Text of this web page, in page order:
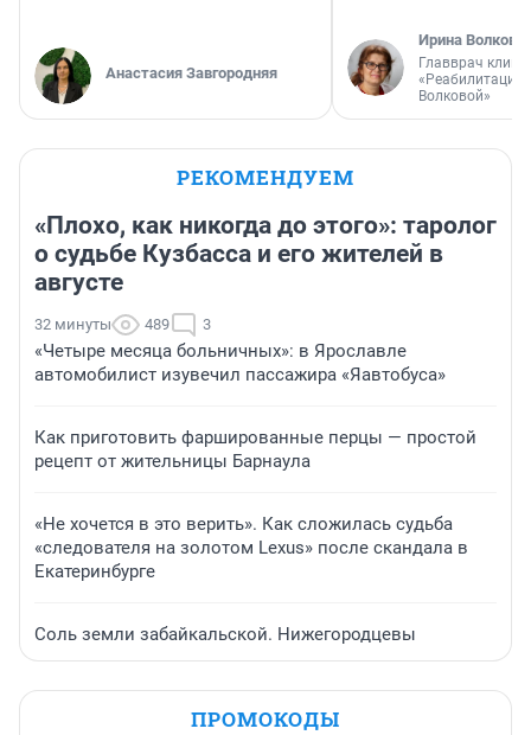
Анастасия Завгородняя
Ирина Волкова
Главврач
«Реабилитация
Волковой»
РЕКОМЕНДУЕМ
«Плохо, как никогда до этого»: таролог
о судьбе Кузбасса и его жителей в
августе
32 минуты 489 3
«Четыре месяца больничных»: в Ярославле
автомобилист изувечил пассажира «Яавтобуса»
Как приготовить фаршированные перцы — простой
рецепт от жительницы Барнаула
«Не хочется в это верить». Как сложилась судьба
«следователя на золотом Lexus» после скандала в
Екатеринбурге
Соль земли забайкальской. Нижегородцевы
ПРОМОКОДЫ